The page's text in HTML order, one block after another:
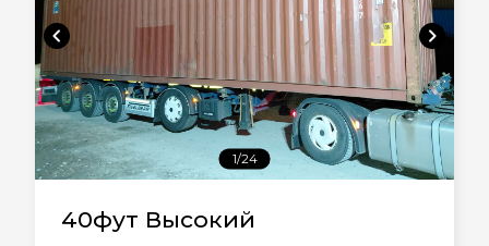
chevron_left chevron_right
1/24
40фут Высокий